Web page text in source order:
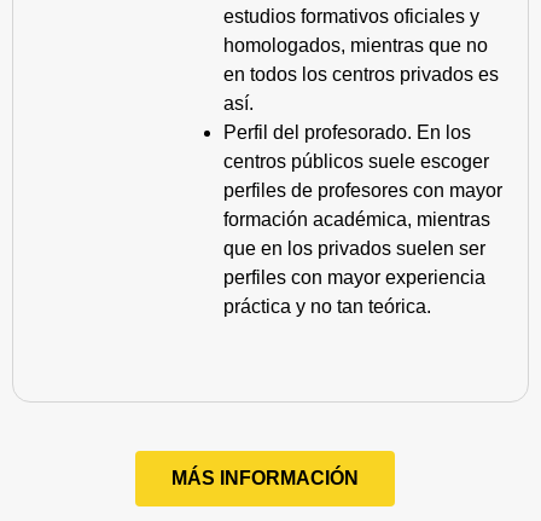
estudios formativos oficiales y
homologados, mientras que no
en todos los centros privados es
así.
Perfil del profesorado. En los
centros públicos suele escoger
perfiles de profesores con mayor
formación académica, mientras
que en los privados suelen ser
perfiles con mayor experiencia
práctica y no tan teórica.
MÁS INFORMACIÓN